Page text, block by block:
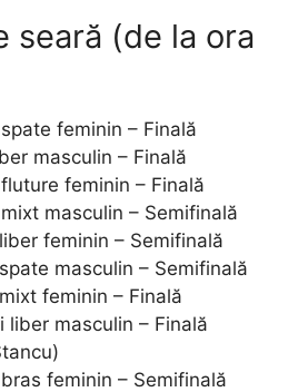
seară (de la ora
feminin – Finală
masculin – Finală
feminin – Finală
masculin – Semifinală
feminin – Semifinală
masculin – Semifinală
feminin – Finală
liber masculin – Finală
feminin – Semifinală